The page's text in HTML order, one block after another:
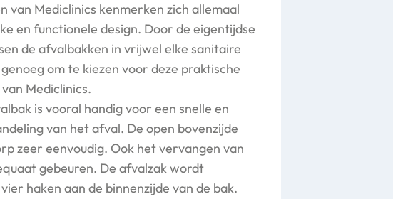
van Mediclinics kenmerken zich allemaal
en functionele design. Door de eigentijdse
de afvalbakken in vrijwel elke sanitaire
om te kiezen voor deze praktische
Mediclinics.
is vooral handig voor een snelle en
van het afval. De open bovenzijde
zeer eenvoudig. Ook het vervangen van
gebeuren. De afvalzak wordt
haken aan de binnenzijde van de bak.